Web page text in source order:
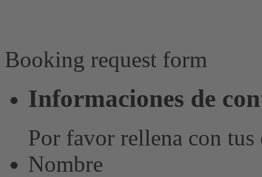
Booking request form
Informaciones de
Por favor rellena con tus
Nombre